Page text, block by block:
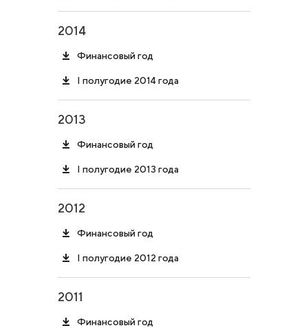
2014
Финансовый год
I полугодие 2014 года
2013
Финансовый год
I полугодие 2013 года
2012
Финансовый год
I полугодие 2012 года
2011
Финансовый год